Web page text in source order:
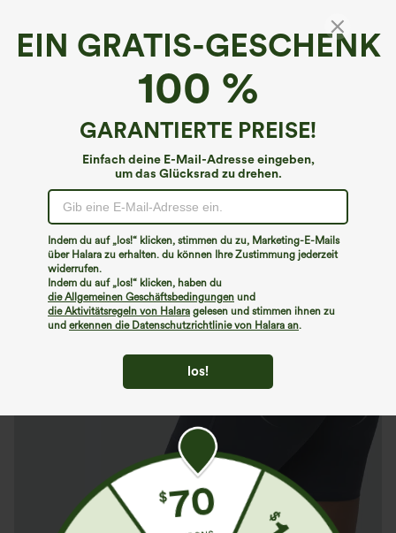
EIN GRATIS-GESCHENK
100 %
GARANTIERTE PREISE!
Einfach deine E-Mail-Adresse eingeben,
um das Glücksrad zu drehen.
Indem du auf „los!“ klicken, stimmen du zu, Marketing-E-Mails
über Halara zu erhalten. du können Ihre Zustimmung jederzeit
widerrufen.
Indem du auf „los!“ klicken, haben du
die Allgemeinen Geschäftsbedingungen und
die Aktivitätsregeln von Halara gelesen und stimmen ihnen zu
und erkennen die Datenschutzrichtlinie von Halara an.
los!
Halara UltraSculpt™*
Halara UltraSculpt™ SoCinched High Waist
Bauch Kontrolle Po Lifting Geraffte Shaping
€13,95 EUR €31,95 EUR